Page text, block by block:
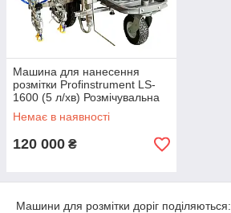
Машина для нанесення
розмітки Profinstrument LS-
1600 (5 л/хв) Розмічувальна
машина
Немає в наявності
120 000 ₴
Машини для розмітки доріг поділяються: